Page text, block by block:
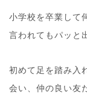
小学校を卒業して
言われてもパッと
初めて足を踏み入
会い、仲の良い友